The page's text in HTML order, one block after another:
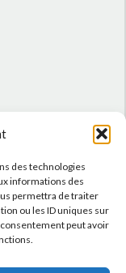
des technologies
informations des
permettra de traiter
ou les ID uniques sur
peut avoir
ce site.